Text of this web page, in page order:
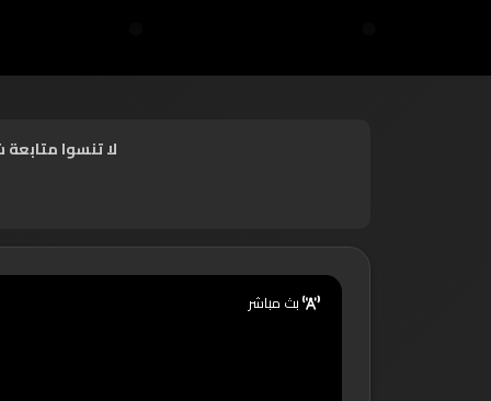
لا تنسوا
بث مباشر